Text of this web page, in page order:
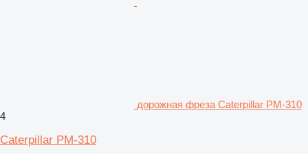
дорожная фреза Caterpillar PM-310
4
Caterpillar PM-310